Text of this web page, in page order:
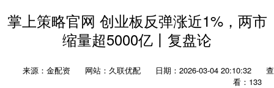
掌上策略官网 创业板反弹涨近1%，两市
缩量超5000亿丨复盘论
来源：金配资 网站：久联优配 日期：2026-03-04 20:10:32
查
看：133